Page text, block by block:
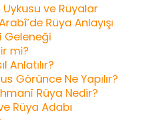
Uykusu ve Rüyalar
Rüya Anlayışı
Geleneği
mi?
Anlatılır?
Görünce Ne Yapılır?
Rüya Nedir?
Rüya Adabı